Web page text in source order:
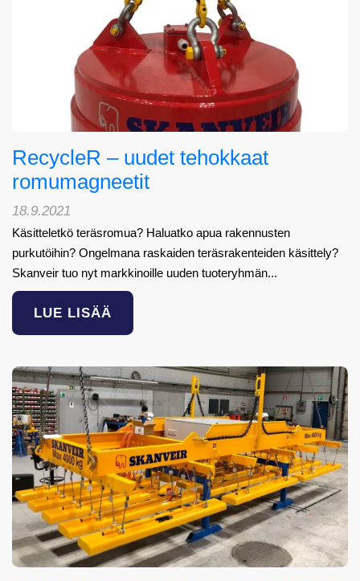
RecycleR – uudet tehokkaat
romumagneetit
18.9.2021
Käsitteletkö teräsromua? Haluatko apua rakennusten
purkutöihin? Ongelmana raskaiden teräsrakenteiden käsittely?
Skanveir tuo nyt markkinoille uuden tuoteryhmän...
LUE LISÄÄ